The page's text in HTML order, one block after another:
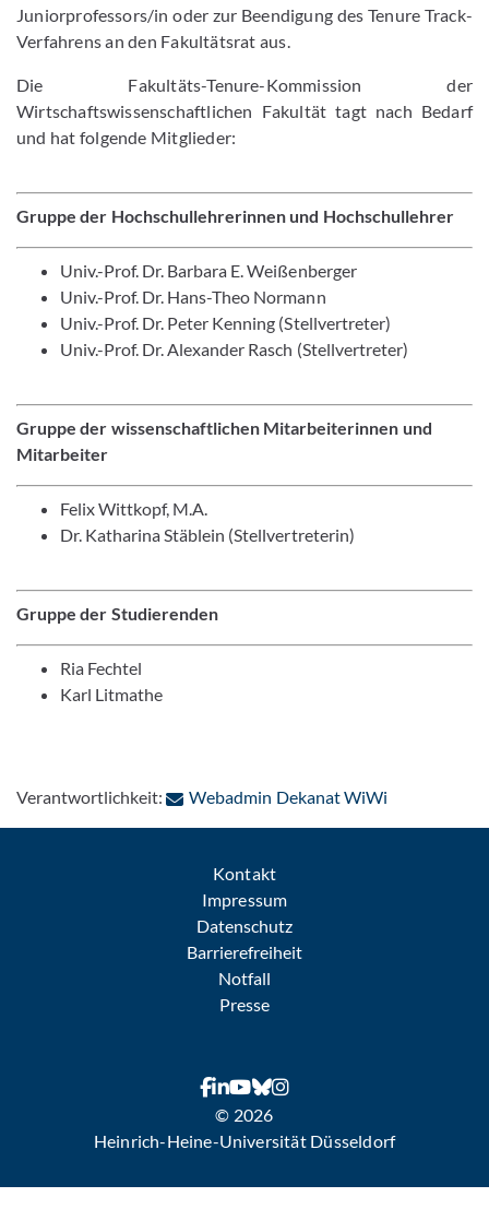
Juniorprofessors/in oder zur Beendigung des Tenure Track-
Verfahrens an den Fakultätsrat aus.
Die Fakultäts-Tenure-Kommission der
Wirtschaftswissenschaftlichen Fakultät tagt nach Bedarf
und hat folgende Mitglieder:
Gruppe der Hochschullehrerinnen und Hochschullehrer
Univ.-Prof. Dr. Barbara E. Weißenberger
Univ.-Prof. Dr. Hans-Theo Normann
Univ.-Prof. Dr. Peter Kenning (Stellvertreter)
Univ.-Prof. Dr. Alexander Rasch (Stellvertreter)
Gruppe der wissenschaftlichen Mitarbeiterinnen und
Mitarbeiter
Felix Wittkopf, M.A.
Dr. Katharina Stäblein (Stellvertreterin)
Gruppe der Studierenden
Ria Fechtel
Karl Litmathe
Verantwortlichkeit: Webadmin Dekanat WiWi: Per E-Mail
Kontakt
Impressum
Datenschutz
Barrierefreiheit
Notfall
Presse
© 2026
Heinrich-Heine-Universität Düsseldorf